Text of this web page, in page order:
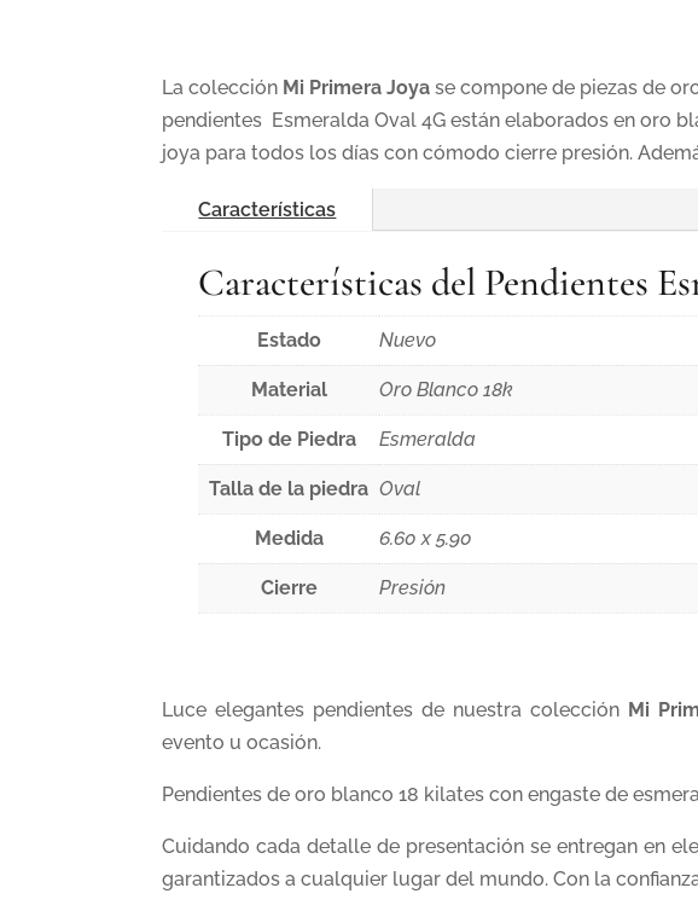
La colección Mi Primera Joya se compone de piezas de
pendientes Esmeralda Oval 4G están elaborados en oro
joya para todos los días con cómodo cierre presión.
Características
Características del Pendientes
Estado Nuevo
Material Oro Blanco 18k
Tipo de Piedra Esmeralda
Talla de la piedra Oval
Medida 6.60 x 5.90
Cierre Presión
Luce elegantes pendientes de nuestra colección Mi
evento u ocasión.
Pendientes de oro blanco 18 kilates con engaste de
Cuidando cada detalle de presentación se entregan en
garantizados a cualquier lugar del mundo. Con la